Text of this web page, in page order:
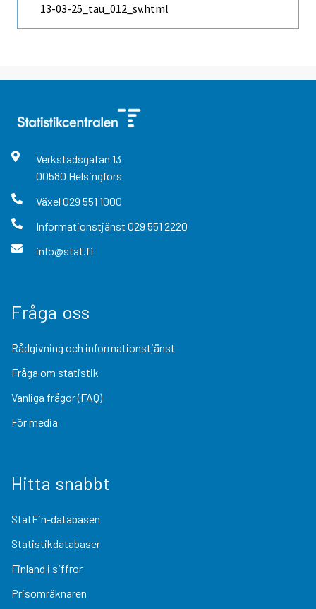
13-03-25_tau_012_sv.html
Verkstadsgatan 13
00580 Helsingfors
Växel 029 551 1000
Informationstjänst 029 551 2220
info@stat.fi
Fråga oss
Rådgivning och informationstjänst
Fråga om statistik
Vanliga frågor (FAQ)
För media
Hitta snabbt
StatFin-databasen
Statistikdatabaser
Finland i siffror
Prisomräknaren